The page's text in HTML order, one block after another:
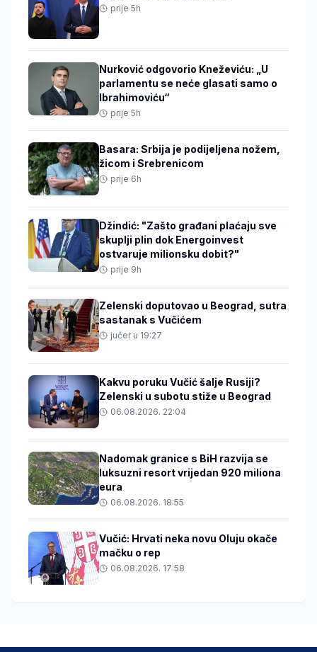
prije 5h
Nurković odgovorio Kneževiću: „U
parlamentu se neće glasati samo o
Ibrahimoviću“
prije 5h
Basara: Srbija je podijeljena nožem,
žicom i Srebrenicom
prije 6h
Džindić: "Zašto građani plaćaju sve
skuplji plin dok Energoinvest
ostvaruje milionsku dobit?"
prije 9h
Zelenski doputovao u Beograd, sutra
sastanak s Vučićem
jučer u 19:27
Kakvu poruku Vučić šalje Rusiji?
Zelenski u subotu stiže u Beograd
06.08.2026. 22:04
Nadomak granice s BiH razvija se
luksuzni resort vrijedan 920 miliona
eura
06.08.2026. 18:55
Vučić: Hrvati neka novu Oluju okače
mačku o rep
06.08.2026. 17:58